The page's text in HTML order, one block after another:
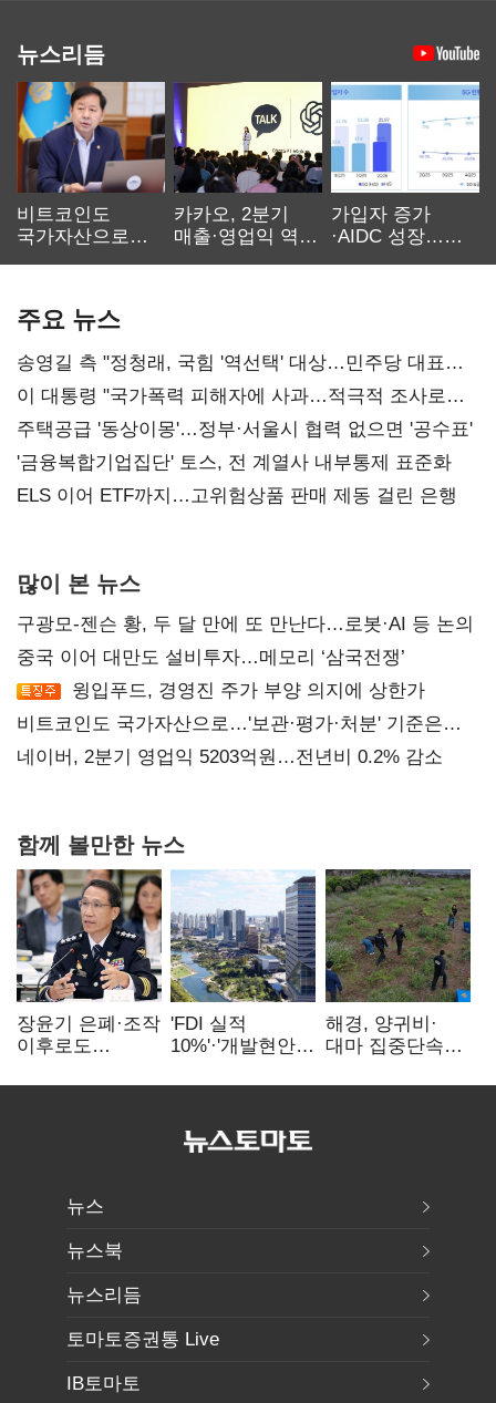
뉴스리듬
비트코인도
국가자산으로…'
카카오, 2분기
매출·영업익 역대
가입자 증가
·AIDC 성장…
주요 뉴스
송영길 측 "정청래, 국힘 '역선택' 대상…민주당 대표로
총선 지휘 못해"
이 대통령 "국가폭력 피해자에 사과…적극적 조사로
진실 밝혀야"
주택공급 '동상이몽'…정부·서울시 협력 없으면 '공수표'
'금융복합기업집단' 토스, 전 계열사 내부통제 표준화
ELS 이어 ETF까지…고위험상품 판매 제동 걸린 은행
많이 본 뉴스
구광모-젠슨 황, 두 달 만에 또 만난다…로봇·AI 등 논의
중국 이어 대만도 설비투자…메모리 ‘삼국전쟁’
윙입푸드, 경영진 주가 부양 의지에 상한가
비트코인도 국가자산으로…'보관·평가·처분' 기준은
숙제
네이버, 2분기 영업익 5203억원…전년비 0.2% 감소
함께 볼만한 뉴스
장윤기 은폐·조작
이후로도
내부비위…경찰
'FDI 실적
10%'·'개발현안
인천경제청장
해경, 양귀비·
대마 집중단속…
249명 검거
뉴스
뉴스북
뉴스리듬
토마토증권통 Live
IB토마토